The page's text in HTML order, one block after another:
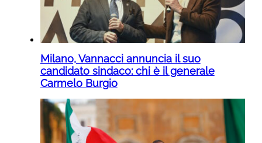
Milano, Vannacci annuncia il suo
candidato sindaco: chi è il generale
Carmelo Burgio